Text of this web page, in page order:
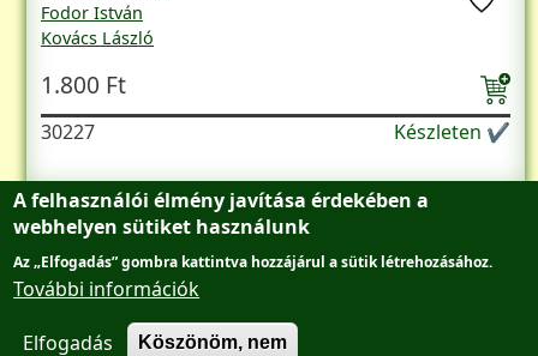
Fodor István
Kovács László
Mohay Tamás
Abkarovits Endre
1.800 Ft
30227 Készleten ✔
Lábléc menü
Adatvédelmi tájékoztató
AntikvárBudán
Kapcsolat
A felhasználói élmény javítása érdekében a
webhelyen sütiket használunk
Az „Elfogadás” gombra kattintva hozzájárul a sütik létrehozásához.
További információk
Elfogadás Köszönöm, nem